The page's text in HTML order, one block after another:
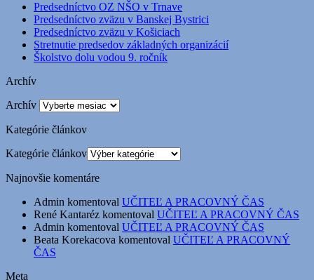
Predsedníctvo OZ NŠO v Trnave
Predsedníctvo zväzu v Banskej Bystrici
Predsedníctvo zväzu v Košiciach
Stretnutie predsedov základných organizácií
Školstvo dolu vodou 9. ročník
Archív
Archív
Kategórie článkov
Kategórie článkov
Najnovšie komentáre
Admin komentoval UČITEĽ A PRACOVNÝ ČAS
René Kantaréz komentoval UČITEĽ A PRACOVNÝ ČAS
Admin komentoval UČITEĽ A PRACOVNÝ ČAS
Beata Korekacova komentoval UČITEĽ A PRACOVNÝ
ČAS
Meta